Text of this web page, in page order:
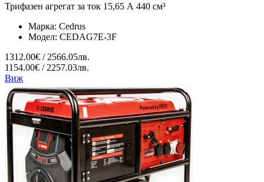
Трифазен агрегат за ток 15,65 А 440 см³
Марка: Cedrus
Модел: CEDAG7E-3F
1312.00€ / 2566.05лв.
1154.00€ / 2257.03лв.
Виж